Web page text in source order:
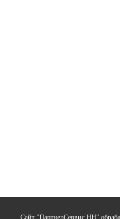
Сайт "ПартнерСервис НН"